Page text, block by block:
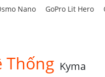
Nano
GoPro Lit Hero
Thống Kyma